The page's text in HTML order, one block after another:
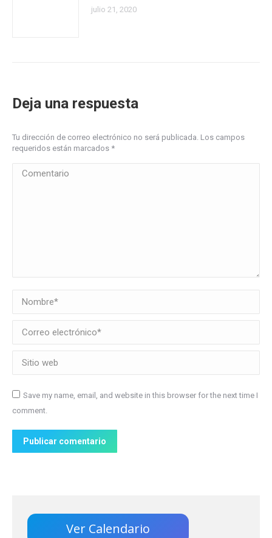
julio 21, 2020
Deja una respuesta
Tu dirección de correo electrónico no será publicada. Los campos
requeridos están marcados *
Comentario
Nombre *
Correo electrónico *
Sitio web
Save my name, email, and website in this browser for the next time I
comment.
Publicar comentario
Ver Calendario